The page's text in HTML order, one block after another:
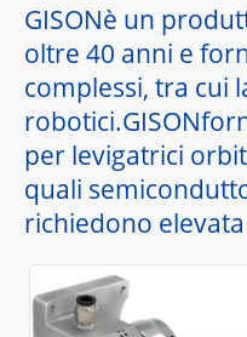
GISONè un
oltre 40 anni e
complessi, tra cui
per levigatrici
quali
richiedono